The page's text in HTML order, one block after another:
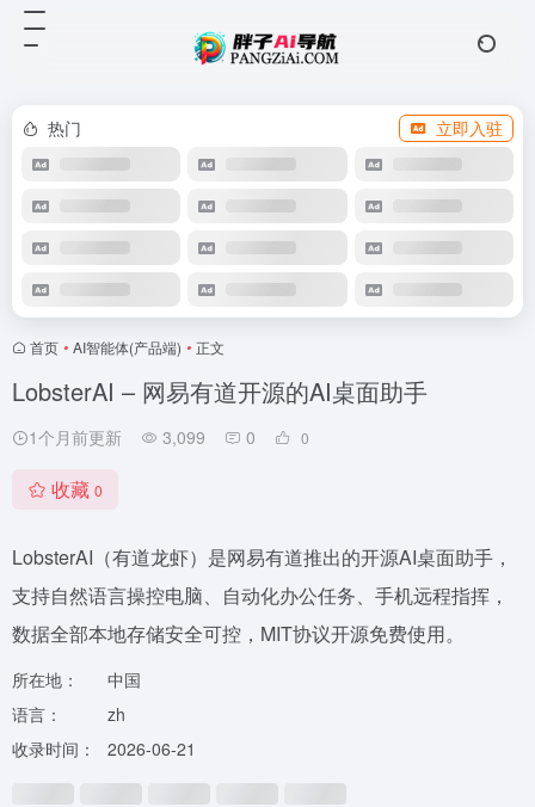
热门 立即入驻
首页 • AI智能体(产品端) • 正文
LobsterAI – 网易有道开源的AI桌面助手
1个月前更新 3,099 0 0
收藏 0
LobsterAI（有道龙虾）是网易有道推出的开源AI桌面助手，
支持自然语言操控电脑、自动化办公任务、手机远程指挥，
数据全部本地存储安全可控，MIT协议开源免费使用。
所在地：
中国
语言：
zh
收录时间：
2026-06-21